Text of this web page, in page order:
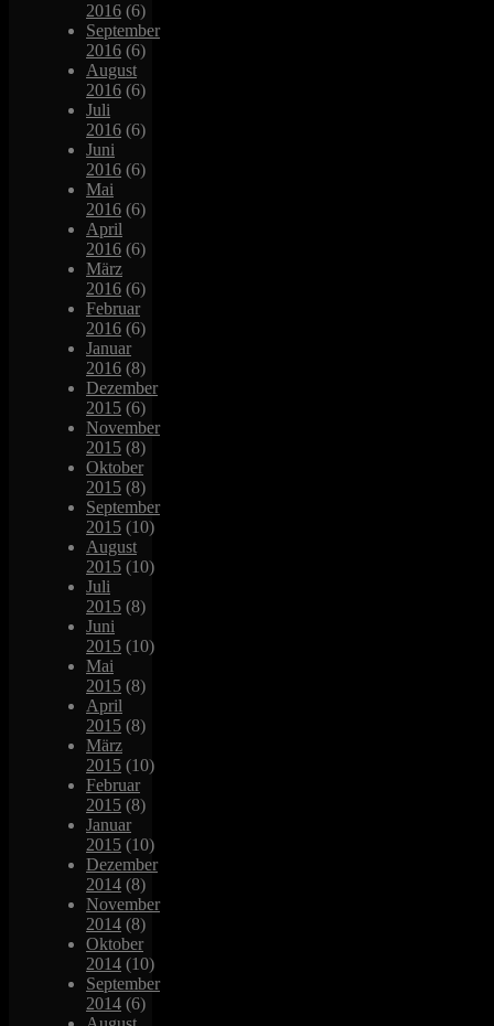
2016 (6)
September
2016 (6)
August
2016 (6)
Juli
2016 (6)
Juni
2016 (6)
Mai
2016 (6)
April
2016 (6)
März
2016 (6)
Februar
2016 (6)
Januar
2016 (8)
Dezember
2015 (6)
November
2015 (8)
Oktober
2015 (8)
September
2015 (10)
August
2015 (10)
Juli
2015 (8)
Juni
2015 (10)
Mai
2015 (8)
April
2015 (8)
März
2015 (10)
Februar
2015 (8)
Januar
2015 (10)
Dezember
2014 (8)
November
2014 (8)
Oktober
2014 (10)
September
2014 (6)